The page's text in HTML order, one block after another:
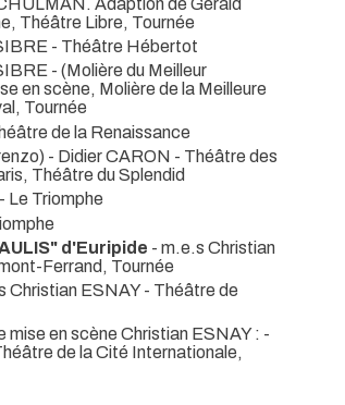
Théâtre Libre, Tournée
- Théâtre Hébertot
- (Molière du Meilleur
en scène, Molière de la Meilleure
Tournée
de la Renaissance
- Didier CARON - Théâtre des
Théâtre du Splendid
- Le Triomphe
d'Euripide - m.e.s Christian
Ferrand, Tournée
Christian ESNAY- Théâtre de
mise en scène Christian ESNAY : -
de la Cité Internationale,